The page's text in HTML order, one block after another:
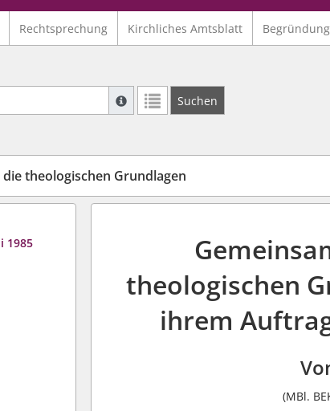
Rechtsprechung Kirchliches Amtsblatt Begründung
Suche mit Platzhalter "*", Bsp.
Weitere Suchoperatoren finden Sie in
Suchen
theologischen Grundlagen
1985
theologischen
ihrem
(MBl.